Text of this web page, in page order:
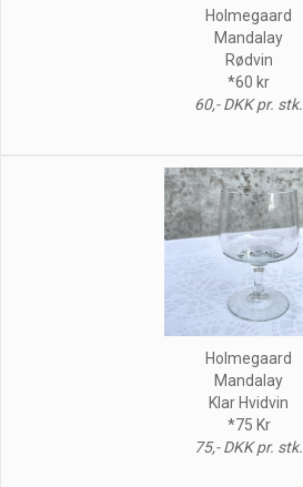
Holmegaard
Mandalay
Rødvin
*60 kr
60,- DKK pr. stk.
Holmegaard
Mandalay
Klar Hvidvin
*75 Kr
75,- DKK pr. stk.